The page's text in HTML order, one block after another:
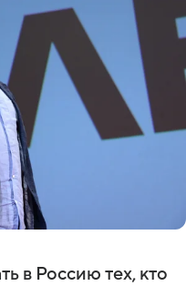
в Россию тех, кто